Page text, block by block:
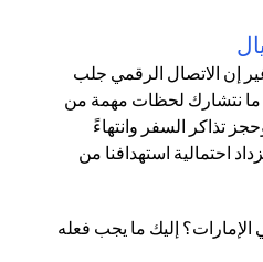
غير إن الاتصال الرقمي جلب
ما نتشارك لحظات مهمة من
تذاكر السفر وانتهاءً
احتمالية استهدافنا من